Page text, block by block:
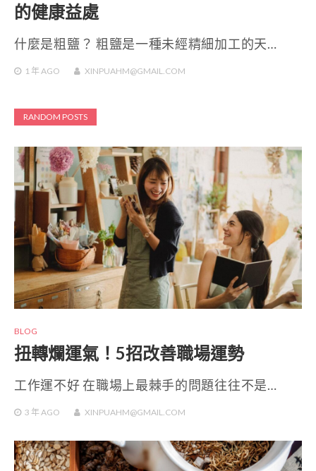
的健康益處
什麼是粗鹽？ 粗鹽是一種未經精細加工的天…
1 年 AGO XINPUAHM@GMAIL.COM
RANDOM POSTS
BLOG
扭轉爛運氣！5招改善職場運勢
工作運不好 在職場上最棘手的問題往往不是…
3 年 AGO XINPUAHM@GMAIL.COM